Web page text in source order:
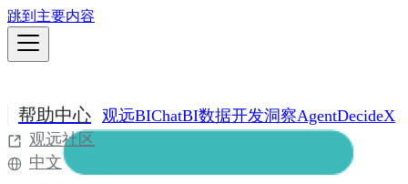
跳到主要内容
帮助中心 观远BIChatBI数据开发洞察AgentDecideX
观远社区
中文